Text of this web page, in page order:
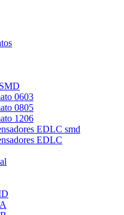
0603
0805
1206
EDLC smd
EDLC